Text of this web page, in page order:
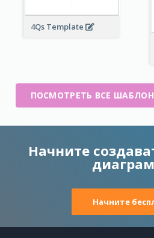
4Qs Template
ПОСМОТРЕТЬ ВСЕ ШАБЛОНЫ
Начните
Начните